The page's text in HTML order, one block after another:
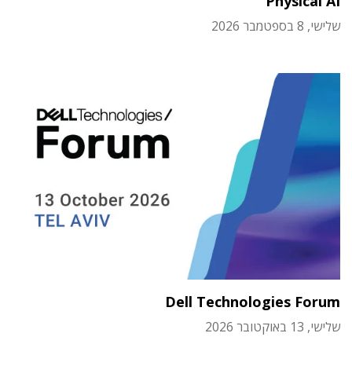
שלישי, 8 בספטמבר 2026
Dell Technologies Forum
שלישי, 13 באוקטובר 2026